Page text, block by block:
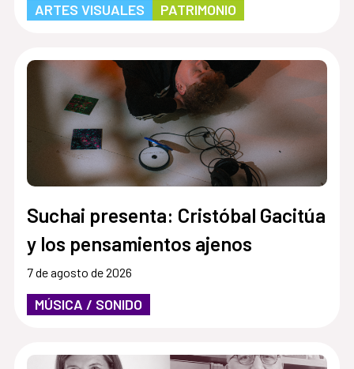
ARTES VISUALES PATRIMONIO
Suchai presenta: Cristóbal Gacitúa
y los pensamientos ajenos
7 de agosto de 2026
MÚSICA / SONIDO